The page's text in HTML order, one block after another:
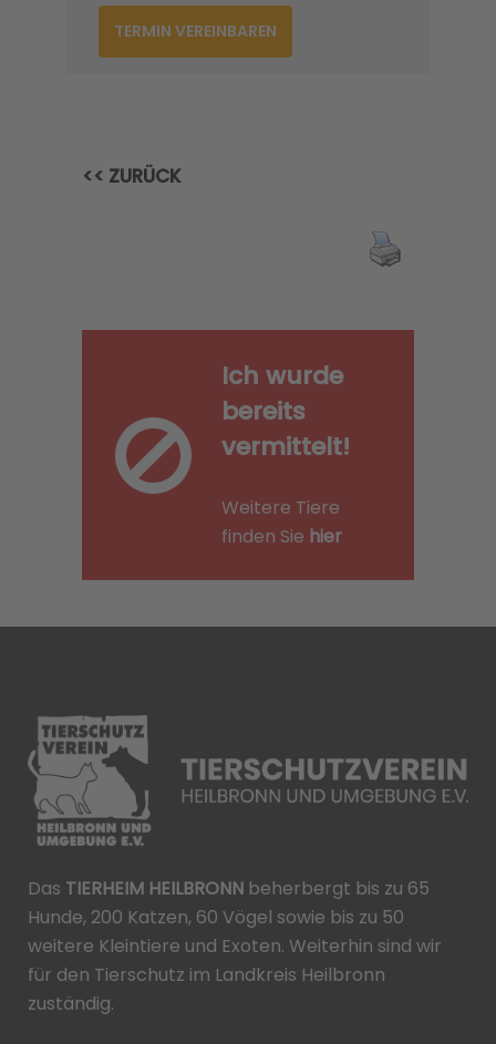
TERMIN VEREINBAREN
<< ZURÜCK
Ich wurde
bereits
vermittelt!
Weitere Tiere
finden Sie hier
Das TIERHEIM HEILBRONN beherbergt bis zu 65
Hunde, 200 Katzen, 60 Vögel sowie bis zu 50
weitere Kleintiere und Exoten. Weiterhin sind wir
für den Tierschutz im Landkreis Heilbronn
zuständig.